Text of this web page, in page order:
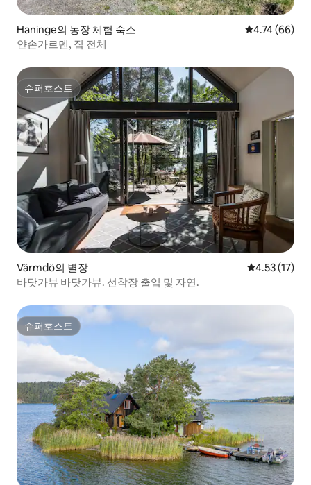
Haninge의 농장 체험 숙소 평점 4.74점(5
4.74 (66)
얀손가르덴, 집 전체
슈퍼호스트
슈퍼호스트
Värmdö의 별장 평점 4.53점
4.53 (17)
바닷가뷰 바닷가뷰. 선착장 출입 및 자연.
슈퍼호스트
슈퍼호스트